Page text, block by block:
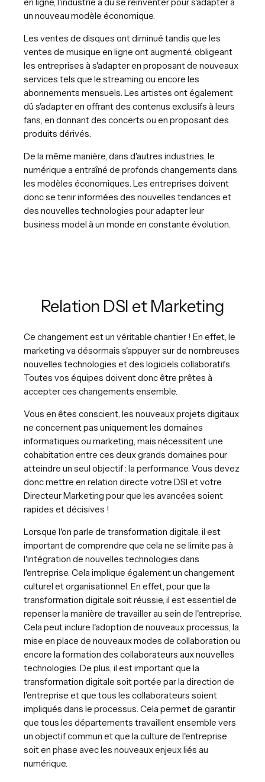
un nouveau modèle économique.
Les ventes de disques ont diminué tandis que les
ventes de musique en ligne ont augmenté, obligeant
les entreprises à s'adapter en proposant de nouveaux
services tels que le streaming ou encore les
abonnements mensuels. Les artistes ont également
dû s'adapter en offrant des contenus exclusifs à leurs
fans, en donnant des concerts ou en proposant des
produits dérivés.
De la même manière, dans d'autres industries, le
numérique a entraîné de profonds changements dans
les modèles économiques. Les entreprises doivent
donc se tenir informées des nouvelles tendances et
des nouvelles technologies pour adapter leur
business model à un monde en constante évolution.
Relation DSI et Marketing
Ce changement est un véritable chantier ! En effet, le
marketing va désormais s'appuyer sur de nombreuses
nouvelles technologies et des logiciels collaboratifs.
Toutes vos équipes doivent donc être prêtes à
accepter ces changements ensemble.
Vous en êtes conscient, les nouveaux projets digitaux
ne concernent pas uniquement les domaines
informatiques ou marketing, mais nécessitent une
cohabitation entre ces deux grands domaines pour
atteindre un seul objectif : la performance. Vous devez
donc mettre en relation directe votre DSI et votre
Directeur Marketing pour que les avancées soient
rapides et décisives !
Lorsque l'on parle de transformation digitale, il est
important de comprendre que cela ne se limite pas à
l'intégration de nouvelles technologies dans
l'entreprise. Cela implique également un changement
culturel et organisationnel. En effet, pour que la
transformation digitale soit réussie, il est essentiel de
repenser la manière de travailler au sein de l'entreprise.
Cela peut inclure l'adoption de nouveaux processus, la
mise en place de nouveaux modes de collaboration ou
encore la formation des collaborateurs aux nouvelles
technologies. De plus, il est important que la
transformation digitale soit portée par la direction de
l'entreprise et que tous les collaborateurs soient
impliqués dans le processus. Cela permet de garantir
que tous les départements travaillent ensemble vers
un objectif commun et que la culture de l'entreprise
soit en phase avec les nouveaux enjeux liés au
numérique.